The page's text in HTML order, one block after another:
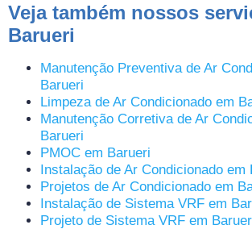
Veja também nossos
Barueri
Manutenção Preventiva de Ar
Barueri
Limpeza de Ar Condicionado em
Manutenção Corretiva de Ar
Barueri
PMOC em Barueri
Instalação de Ar Condicionado em
Projetos de Ar Condicionado em
Instalação de Sistema VRF em
Projeto de Sistema VRF em